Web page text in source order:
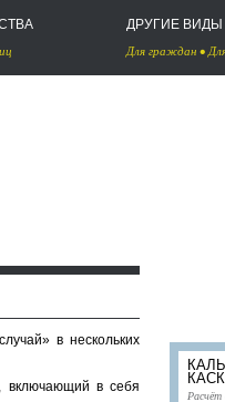
ДРУГИЕ
Для граждан •
в нескольких
, включающий в себя